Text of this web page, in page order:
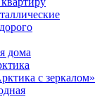
дома
с зеркалом»